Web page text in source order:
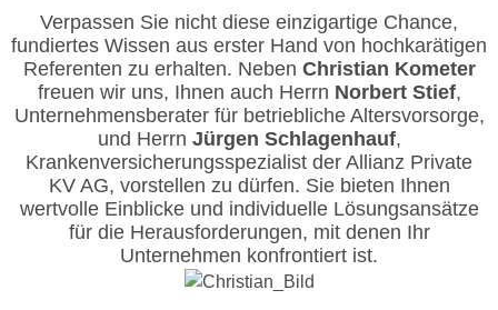
Verpassen Sie nicht diese einzigartige Chance,
fundiertes Wissen aus erster Hand von hochkarätigen
Referenten zu erhalten. Neben Christian Kometer
freuen wir uns, Ihnen auch Herrn Norbert Stief,
Unternehmensberater für betriebliche Altersvorsorge,
und Herrn Jürgen Schlagenhauf,
Krankenversicherungsspezialist der Allianz Private
KV AG, vorstellen zu dürfen. Sie bieten Ihnen
wertvolle Einblicke und individuelle Lösungsansätze
für die Herausforderungen, mit denen Ihr
Unternehmen konfrontiert ist.